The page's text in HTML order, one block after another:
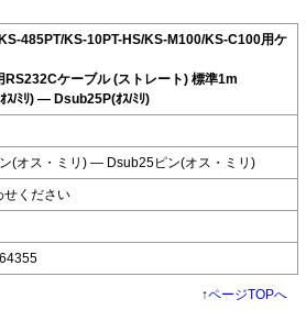
485PT/KS-10PT-HS/KS-M100/KS-C100用ケ
RS232Cケーブル (ストレート) 標準1m
ｽ/ﾐﾘ) ― Dsub25P(ｵｽ/ﾐﾘ)
(オス・ミリ) ― Dsub25ピン(オス・ミリ)
せください
↑ページTOPへ